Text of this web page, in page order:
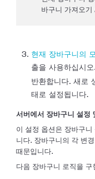
바구니 가져오
현재 장바구니의
출을 사용하십시
반환합니다. 새로
태로 설정됩니다.
서버에서 장바구니 설정
이 설정 옵션은 장바구
니다. 장바구니의 각 변
때문입니다.
다음 장바구니 로직을 구